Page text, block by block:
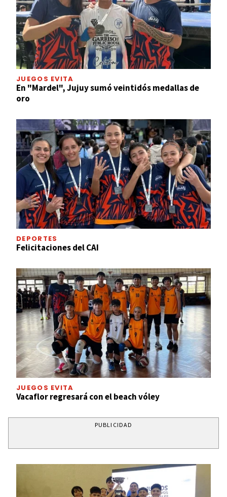
JUEGOS EVITA
En "Mardel", Jujuy sumó veintidós medallas de
oro
DEPORTES
Felicitaciones del CAI
JUEGOS EVITA
Vacaflor regresará con el beach vóley
PUBLICIDAD